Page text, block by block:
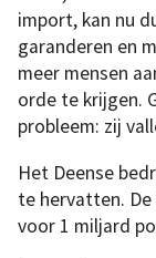
import, kan nu
garanderen en
meer mensen
orde te krijgen.
probleem: zij
Het Deense
te hervatten.
voor 1 miljard